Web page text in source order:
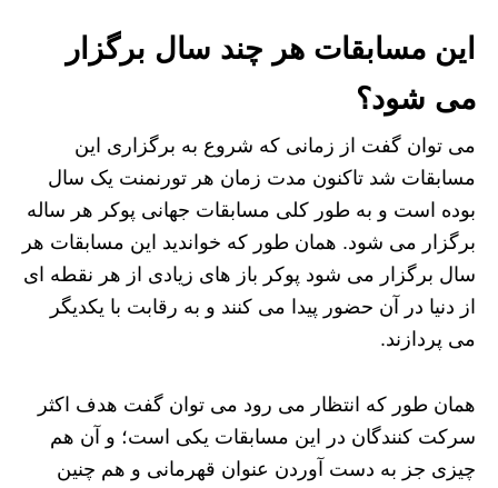
این مسابقات هر چند سال برگزار
می شود؟
می توان گفت از زمانی که شروع به برگزاری این
مسابقات شد تاکنون مدت زمان هر تورنمنت یک سال
بوده است و به طور کلی مسابقات جهانی پوکر هر ساله
برگزار می شود. همان طور که خواندید این مسابقات هر
سال برگزار می شود پوکر باز های زیادی از هر نقطه ای
از دنیا در آن حضور پیدا می کنند و به رقابت با یکدیگر
می پردازند.
همان طور که انتظار می رود می توان گفت هدف اکثر
سرکت کنندگان در این مسابقات یکی است؛ و آن هم
چیزی جز به دست آوردن عنوان قهرمانی و هم چنین